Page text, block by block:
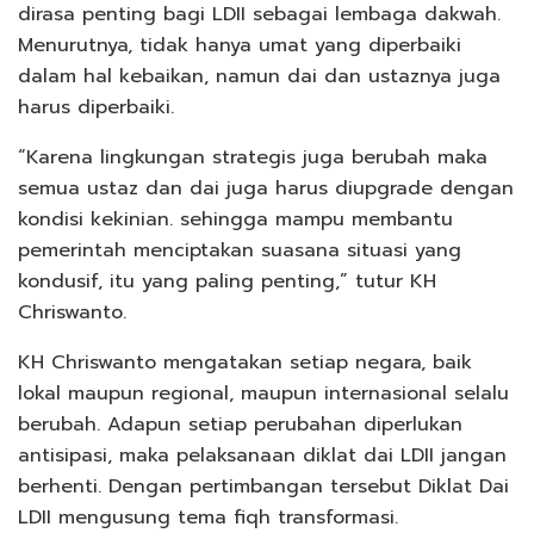
dirasa penting bagi LDII sebagai lembaga dakwah.
Menurutnya, tidak hanya umat yang diperbaiki
dalam hal kebaikan, namun dai dan ustaznya juga
harus diperbaiki.
“Karena lingkungan strategis juga berubah maka
semua ustaz dan dai juga harus diupgrade dengan
kondisi kekinian. sehingga mampu membantu
pemerintah menciptakan suasana situasi yang
kondusif, itu yang paling penting,” tutur KH
Chriswanto.
KH Chriswanto mengatakan setiap negara, baik
lokal maupun regional, maupun internasional selalu
berubah. Adapun setiap perubahan diperlukan
antisipasi, maka pelaksanaan diklat dai LDII jangan
berhenti. Dengan pertimbangan tersebut Diklat Dai
LDII mengusung tema fiqh transformasi.